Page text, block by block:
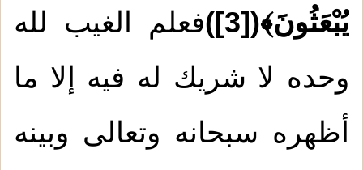
يُبْعَثُونَ﴾([3]
)فعلم الغيب لله
وحده لا شريك له فيه إلا ما
أظهره سبحانه وتعالى وبينه